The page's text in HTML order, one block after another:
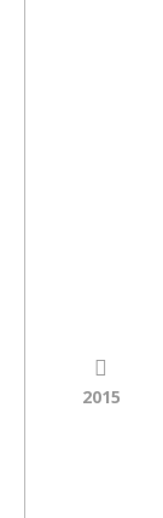
2015